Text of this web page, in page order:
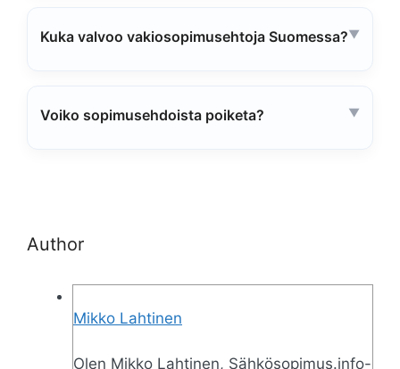
Kuka valvoo vakiosopimusehtoja Suomessa?
Voiko sopimusehdoista poiketa?
Author
Mikko Lahtinen
Olen Mikko Lahtinen, Sähkösopimus.info-